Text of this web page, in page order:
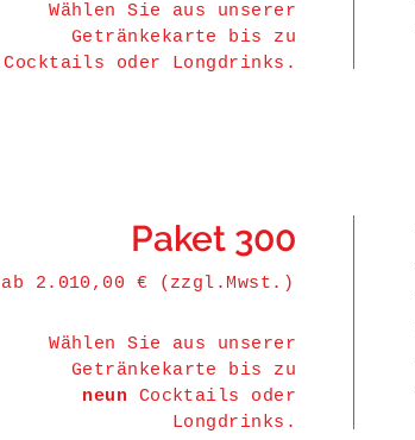
Wählen Sie aus unserer
Getränkekarte bis zu
Cocktails oder Longdrinks.
Paket 300
ab 2.010,00 € (zzgl.Mwst.)
Wählen Sie aus unserer
Getränkekarte bis zu
neun Cocktails oder
Longdrinks.